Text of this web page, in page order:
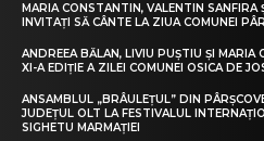
MARIA CONSTANTIN, VALENTIN SANFIRA
INVITAȚI SĂ CÂNTE LA ZIUA COMUNEI
ANDREEA BĂLAN, LIVIU PUȘTIU ȘI MARIA
XI-A EDIȚIE A ZILEI COMUNEI OSICA DE
ANSAMBLUL „BRÂULEȚUL” DIN
JUDEȚUL OLT LA FESTIVALUL
SIGHETU MARMAȚIEI